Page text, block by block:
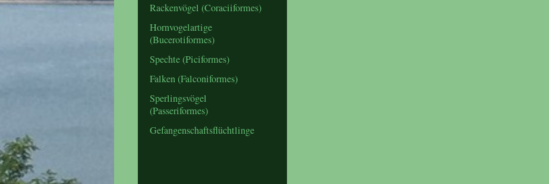
Rackenvögel (Coraciiformes)
Hornvogelartige
(Bucerotiformes)
Spechte (Piciformes)
Falken (Falconiformes)
Sperlingsvögel
(Passeriformes)
Gefangenschaftsflüchtlinge